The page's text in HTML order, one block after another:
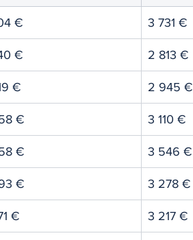
€ 3 731 €
€ 2 813 €
€ 2 945 €
€ 3 110 €
€ 3 546 €
€ 3 278 €
€ 3 217 €